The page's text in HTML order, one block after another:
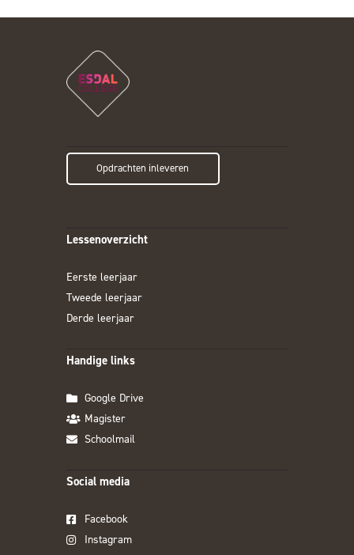
Opdrachten inleveren
Lessenoverzicht
Eerste leerjaar
Tweede leerjaar
Derde leerjaar
Handige links
Google Drive
Magister
Schoolmail
Social media
Facebook
Instagram